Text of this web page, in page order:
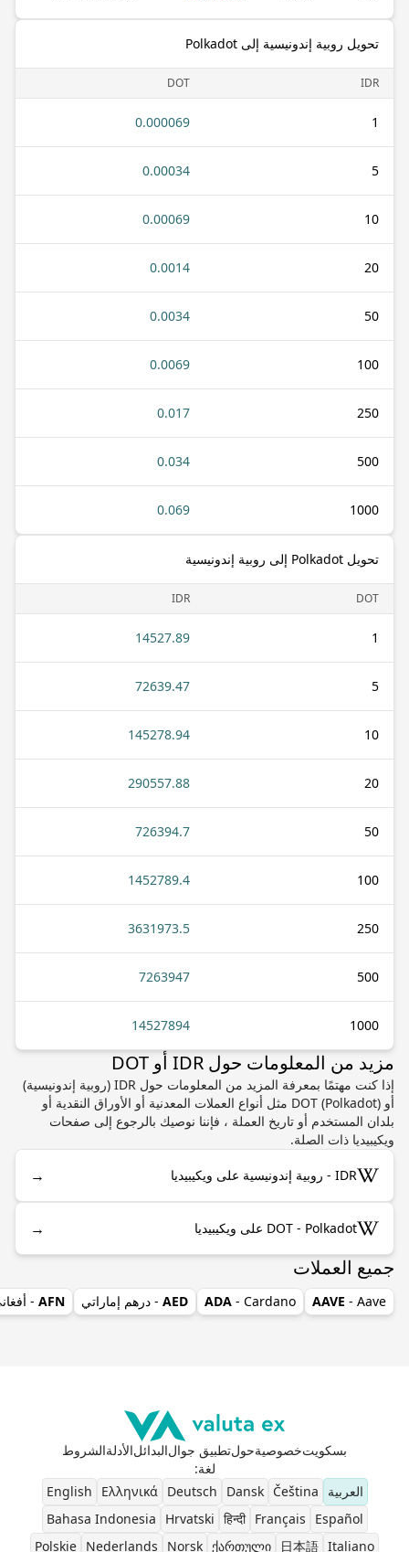
تحويل روبية إندونيسية إلى Polkadot
IDR
DOT
1
0.000069
5
0.00034
10
0.00069
20
0.0014
50
0.0034
100
0.0069
250
0.017
500
0.034
1000
0.069
تحويل Polkadot إلى روبية إندونيسية
DOT
IDR
1
14527.89
5
72639.47
10
145278.94
20
290557.88
50
726394.7
100
1452789.4
250
3631973.5
500
7263947
1000
14527894
مزيد من المعلومات حول IDR أو DOT
إذا كنت مهتمًا بمعرفة المزيد من المعلومات حول IDR (روبية إندونيسية)
أو DOT (Polkadot) مثل أنواع العملات المعدنية أو الأوراق النقدية أو
بلدان المستخدم أو تاريخ العملة ، فإننا نوصيك بالرجوع إلى صفحات
ويكيبيديا ذات الصلة.
IDR - روبية إندونيسية على ويكيبيديا →
DOT - Polkadot على ويكيبيديا →
جميع العملات
AAVE - Aave
ADA - Cardano
AED - درهم إماراتي AFN
-
بسكويتخصوصيةحولتطبيق جوالالبدائلالأدلةالشروط
لغة:
العربية
Čeština
Dansk
Deutsch
Ελληνικά
English
Español
Français
हिन्दी
Hrvatski
Bahasa Indonesia
Italiano
日本語
ქართული
Norsk
Nederlands
Polskie